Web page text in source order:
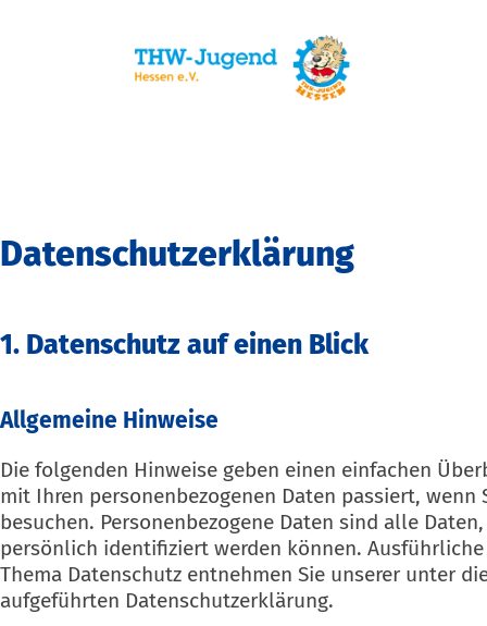
Datenschutz­erklärung
1. Datenschutz auf einen Blick
Allgemeine Hinweise
Die folgenden Hinweise geben einen einfachen
mit Ihren personenbezogenen Daten passiert, wenn
besuchen. Personenbezogene Daten sind alle
persönlich identifiziert werden können.
Thema Datenschutz entnehmen Sie unserer unter
aufgeführten Datenschutzerklärung.